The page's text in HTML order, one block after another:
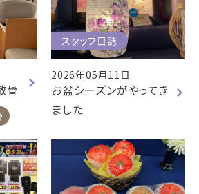
骨
スタッフ日誌
2026年05月11日
お盆シーズンがやってき
ました